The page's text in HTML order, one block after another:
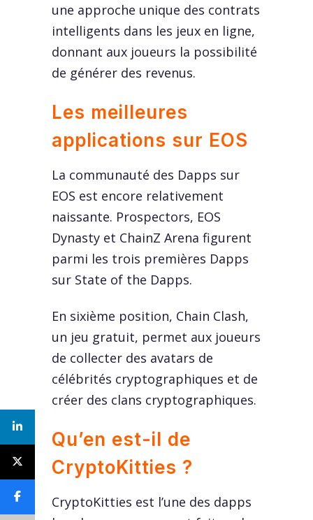
une approche unique des contrats
intelligents dans les jeux en ligne,
donnant aux joueurs la possibilité
de générer des revenus.
Les meilleures
applications sur EOS
La communauté des Dapps sur
EOS est encore relativement
naissante. Prospectors, EOS
Dynasty et ChainZ Arena figurent
parmi les trois premières Dapps
sur State of the Dapps.
En sixième position, Chain Clash,
un jeu gratuit, permet aux joueurs
de collecter des avatars de
célébrités cryptographiques et de
créer des clans cryptographiques.
Qu’en est-il de
CryptoKitties ?
CryptoKitties est l’une des dapps